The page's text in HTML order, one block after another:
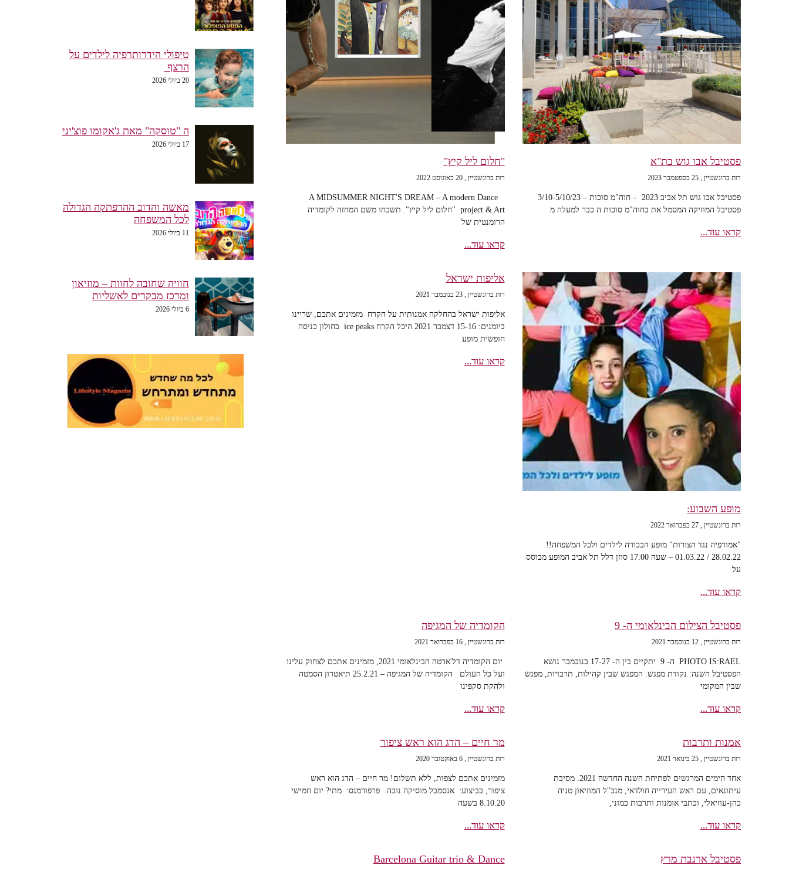
פסטיבל אבו גוש בת"א
רות ברונשטיין 25 בספטמבר 2023
פסטיבל אבו גוש תל אביב 2023 – חוה"מ סוכות – 3/10-5/10/23
פסטיבל המוזיקה המסמל את בחוה"מ סוכות ה כבר למעלה מ
קראו עוד...
"חלום ליל קיץ"
רות ברונשטיין 20 באוגוסט 2022
A MIDSUMMER NIGHT'S DREAM – A modern Dance
project & Art "חלום ליל קיץ". תשכחו משם המחזה לקומדיה
הרומנטית של
קראו עוד...
מופע השבוע:
רות ברונשטיין 27 בפברואר 2022
"אמורפיה נגד הצורות" מופע הבכורה לילדים ולכל המשפחה!!
28.02.22 / 01.03.22 – שעה 17:00 סוזן דלל תל אביב המופע מבוסס
על
קראו עוד...
אליפות ישראל
רות ברונשטיין 23 בנובמבר 2021
אליפות ישראל בהחלקה אמנותית על הקרח מזמינים אתכם, שריינו
ביומנים: 15-16 דצמבר 2021 היכל הקרח ice peaks בחולון כניסה
חופשית מופע
קראו עוד...
פסטיבל הצילום הבינלאומי ה- 9
רות ברונשטיין 12 בנובמבר 2021
PHOTO IS:RAEL ה- 9 יתקיים בין ה- 17-27 בנובמבר נושא
הפסטיבל השנה: נקודת מפגש. המפגש שבין קהילות, תרבויות, מפגש
שבין המקומי
קראו עוד...
הקומדיה של המגיפה
רות ברונשטיין 16 בפברואר 2021
יום הקומדיה דל'ארטה הבינלאומי 2021, מזמינים אתכם לצחוק עלינו
ועל כל העולם הקומדיה של המגיפה – 25.2.21 תיאטרון הסמטה
ולהקת סקפינו
קראו עוד...
אמנות ותרבות
רות ברונשטיין 25 בינואר 2021
אחד הימים המרגשים לפתיחת השנה החדשה 2021. מסיבת
עיתונאים, עם ראש העירייה חולדאי, מנכ"ל המוזיאון טניה
כהן-עוזיאלי, וכתבי אומנות ותרבות כמוני,
קראו עוד...
מר חיים – הדג הוא ראש ציפור
רות ברונשטיין 6 באוקטובר 2020
מזמינים אתכם לצפות, ללא תשלום! מר חיים – הדג הוא ראש
ציפור, בביצוע: אנסמבל מוסיקה נובה. פרפורמנס: מתי? יום חמישי
8.10.20 בשעה
קראו עוד...
פסטיבל ארנבת מרץ Barcelona Guitar trio & Dance
טיפולי הידרותרפיה לילדים על
הרצף
20 ביולי 2026
ה "טוסקה" מאת ג'אקומו פוצ'יני
17 ביולי 2026
מאשה והדוב ההרפתקה הגדולה
לכל המשפחה
11 ביולי 2026
חוויה שחובה לחוות – מוזיאון
ומרכז מבקרים לאשליות
6 ביולי 2026